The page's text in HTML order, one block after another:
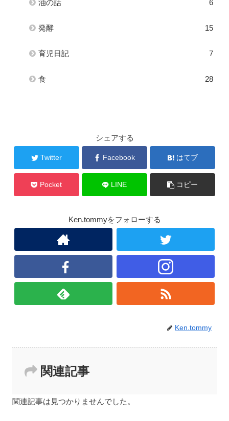
油の話 6
発酵 15
育児日記 7
食 28
シェアする
Twitter Facebook はてブ
Pocket LINE コピー
Ken.tommyをフォローする
Ken.tommy
関連記事
関連記事は見つかりませんでした。